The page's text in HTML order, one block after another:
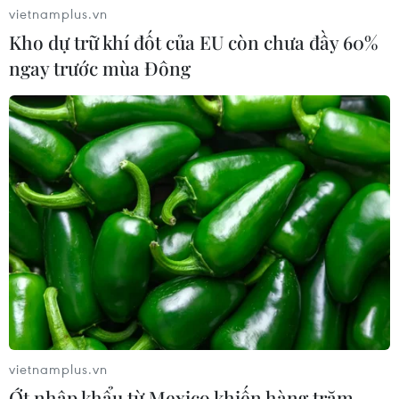
Nhận định Việt Nam vs Campuchia:
'Phù thủy Kim' sẽ xoay tua toan tính
đường dài?
06/08/2026 08:25
HLV Kim Sang-sik: 'Tuyển Việt Nam
hướng tới chiến thắng để giữ ngôi
đầu bảng'
06/08/2026 07:25
Chủ tịch Liên đoàn Bóng đá thế giới
chịu sức ép chưa từng có
06/08/2026 04:12
vietnamplus.vn
Kho dự trữ khí đốt của EU còn chưa đầy 60%
ngay trước mùa Đông
vietnamplus.vn